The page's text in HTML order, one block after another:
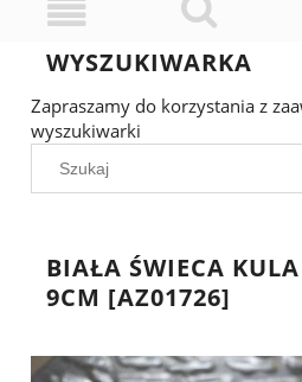
WYSZUKIWARKA
Zapraszamy do korzystania z
wyszukiwarki
BIAŁA ŚWIECA
9CM [AZ01726]